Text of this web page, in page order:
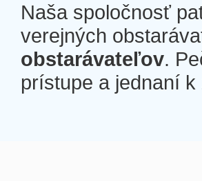
Naša spoločnosť
verejných
obstarávateľov.
prístupe a jednaní